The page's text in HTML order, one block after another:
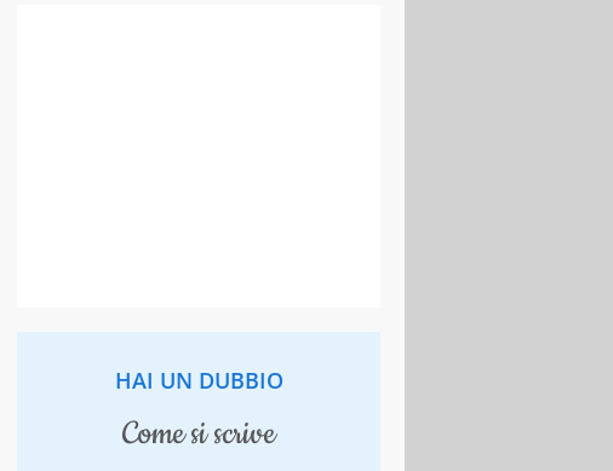
HAI UN DUBBIO
come si scrive